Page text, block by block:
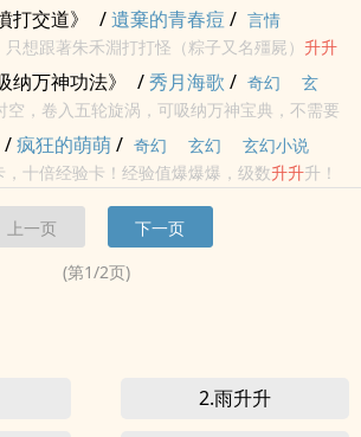
）然後安安靜靜的做個朱家的大小姐（養
人（朱禾淵說：我就可以。不用找。）生個小
打交道》 /遺棄的青春痘 / 言情
想跟著朱禾淵打打怪（粽子又名殭屍） 升升
解之法）然後安安靜靜的做個朱家的大小姐
己的人（朱禾淵說：我就可以。不用找。）生
纳万神功法》 /秀月海歌 / 奇幻
玄
空，卷入五轮旋涡，可吸纳万神宝典，不需要
，升升升，天地五道轮回第一 武神！
/疯狂的萌萌/ 奇幻 玄幻
玄幻小说
十倍经验卡！经验值爆爆爆，级数升升升！
少爷，什么帝国皇子，再妖孽的天赋，面对这
在后面！ “咦，我又升级了？”易天云
上一页
下一页
(第1/2页)
2.雨升升